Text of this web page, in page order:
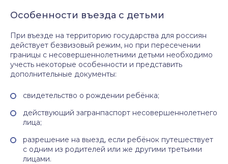
Особенности въезда с детьми
При въезде на территорию государства для россиян
действует безвизовый режим, но при пересечении
границы с несовершеннолетними детьми необходимо
учесть некоторые особенности и представить
дополнительные документы:
свидетельство о рождении ребёнка;
действующий загранпаспорт несовершеннолетнего
лица;
разрешение на выезд, если ребёнок путешествует
с одним из родителей или же другими третьими
лицами.